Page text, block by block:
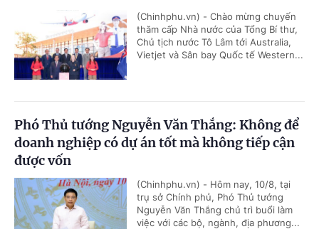
(Chinhphu.vn) - Chào mừng chuyến
thăm cấp Nhà nước của Tổng Bí thư,
Chủ tịch nước Tô Lâm tới Australia,
Vietjet và Sân bay Quốc tế Western...
Phó Thủ tướng Nguyễn Văn Thắng: Không để
doanh nghiệp có dự án tốt mà không tiếp cận
được vốn
(Chinhphu.vn) - Hôm nay, 10/8, tại
trụ sở Chính phủ, Phó Thủ tướng
Nguyễn Văn Thắng chủ trì buổi làm
việc với các bộ, ngành, địa phương...